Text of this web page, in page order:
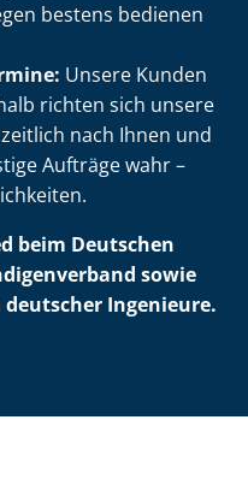
bestens bedienen
Unsere Kunden
richten sich unsere
nach Ihnen und
Aufträge wahr –
beim Deutschen
sowie
Ingenieure.